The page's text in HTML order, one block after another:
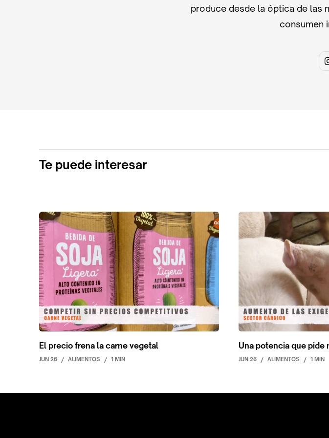
produce desde la óptica de las
consumen
Te puede interesar
El precio frena la carne vegetal
JUN 26 / ALIMENTOS / 1 MIN
Una potencia que pide
JUN 26 / ALIMENTOS / 1 MIN